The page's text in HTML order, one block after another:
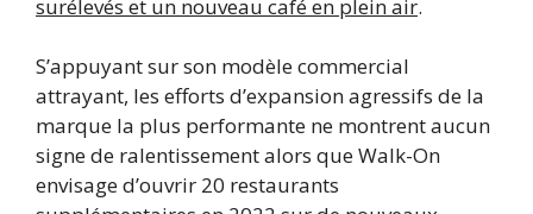
surélevés et un nouveau café en plein air.
S’appuyant sur son modèle commercial
attrayant, les efforts d’expansion agressifs de la
marque la plus performante ne montrent aucun
signe de ralentissement alors que Walk-On
envisage d’ouvrir 20 restaurants